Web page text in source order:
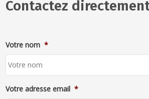
Contactez
Votre nom *
Votre adresse email *